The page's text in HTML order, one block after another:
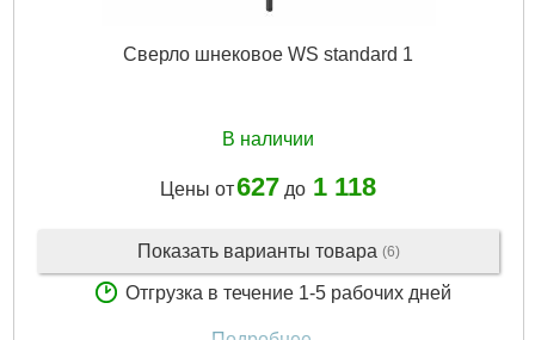
Сверло шнековое WS standard 1
В наличии
Цены от627 до 1 118
Показать варианты товара (6)
Отгрузка в течение 1-5 рабочих дней